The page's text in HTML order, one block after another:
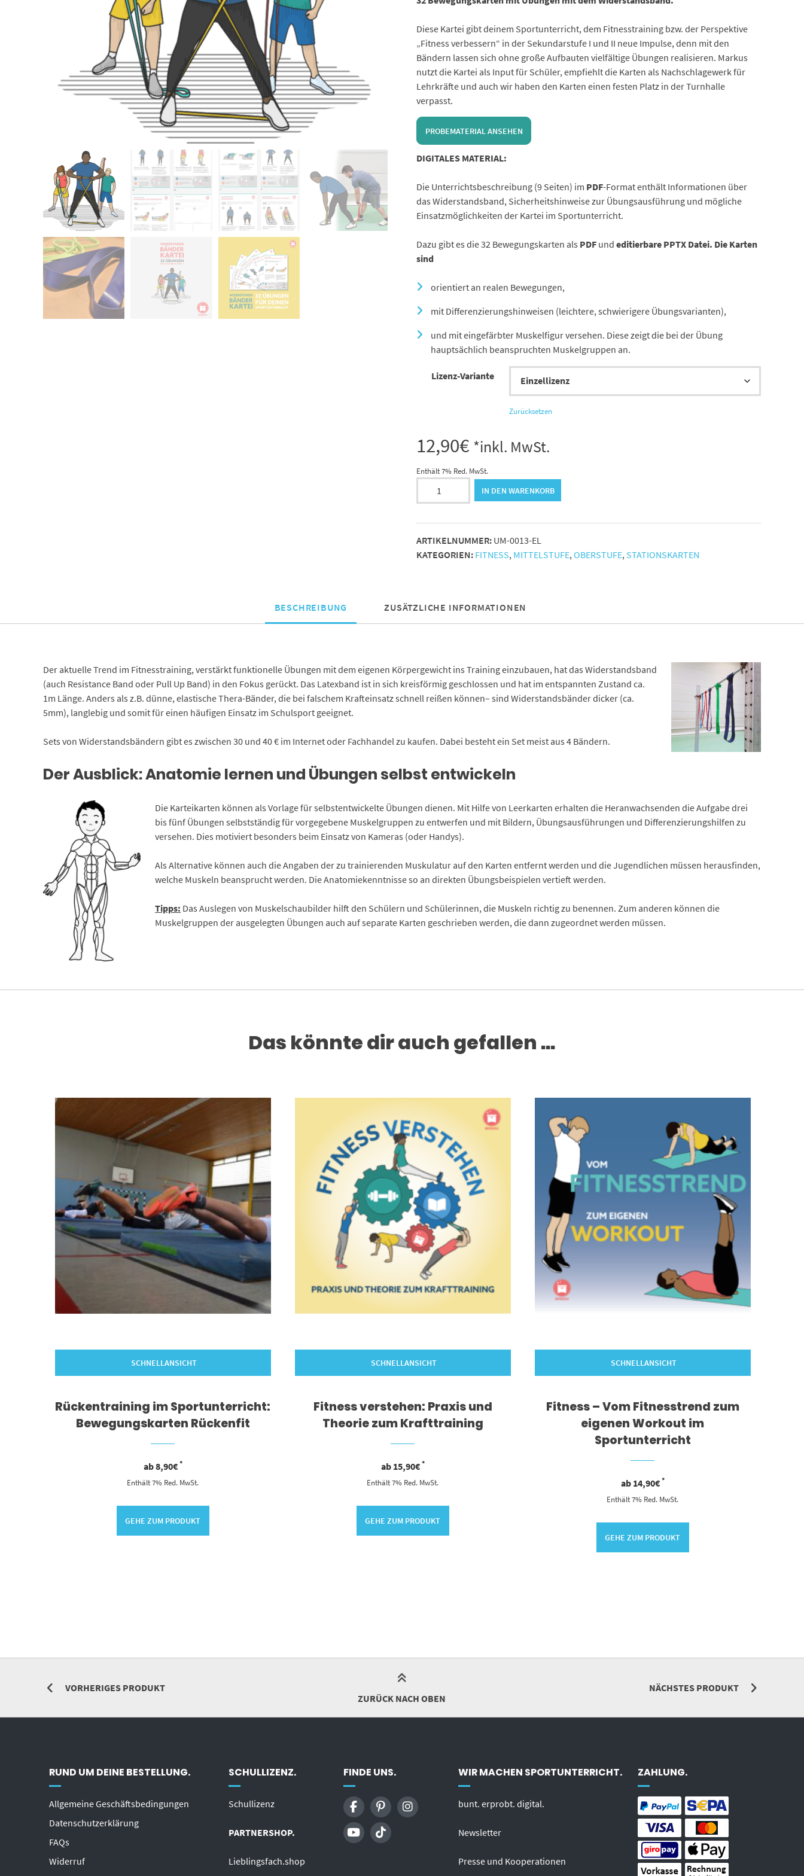
Diese Kartei gibt deinem Sportunterricht, dem Fitnesstraining bzw. der Perspektive
„Fitness verbessern“ in der Sekundarstufe I und II neue Impulse, denn mit den
Bändern lassen sich ohne große Aufbauten vielfältige Übungen realisieren. Markus
nutzt die Kartei als Input für Schüler, empfiehlt die Karten als Nachschlagewerk für
Lehrkräfte und auch wir haben den Karten einen festen Platz in der Turnhalle
verpasst.
PROBEMATERIAL ANSEHEN
DIGITALES MATERIAL:
Die Unterrichtsbeschreibung (9 Seiten) im PDF-Format enthält Informationen über
das Widerstandsband, Sicherheitshinweise zur Übungsausführung und mögliche
Einsatzmöglichkeiten der Kartei im Sportunterricht.
Dazu gibt es die 32 Bewegungskarten als PDF und editierbare PPTX Datei. Die Karten
sind
orientiert an realen Bewegungen,
mit Differenzierungshinweisen (leichtere, schwierigere Übungsvarianten),
und mit eingefärbter Muskelfigur versehen. Diese zeigt die bei der Übung
hauptsächlich beanspruchten Muskelgruppen an.
Lizenz-Variante
Zurücksetzen
12,90€ *inkl. MwSt.
Enthält 7% Red. MwSt.
Widerstandsband-
[Digital]
Menge
IN DEN WARENKORB
ARTIKELNUMMER: UM-0013-EL
KATEGORIEN: FITNESS, MITTELSTUFE,OBERSTUFE, STATIONSKARTEN
BESCHREIBUNG ZUSÄTZLICHE INFORMATIONEN
Der aktuelle Trend im Fitnesstraining, verstärkt funktionelle Übungen mit dem eigenen Körpergewicht ins Training einzubauen, hat das Widerstandsband
(auch Resistance Band oder Pull Up Band) in den Fokus gerückt. Das Latexband ist in sich kreisförmig geschlossen und hat im entspannten Zustand ca.
1m Länge. Anders als z.B. dünne, elastische Thera-Bänder, die bei falschem Krafteinsatz schnell reißen können– sind Widerstandsbänder dicker (ca.
5mm), langlebig und somit für einen häufigen Einsatz im Schulsport geeignet.
Sets von Widerstandsbändern gibt es zwischen 30 und 40 € im Internet oder Fachhandel zu kaufen. Dabei besteht ein Set meist aus 4 Bändern.
Der Ausblick: Anatomie lernen und Übungen selbst entwickeln
Die Karteikarten können als Vorlage für selbstentwickelte Übungen dienen. Mit Hilfe von Leerkarten erhalten die Heranwachsenden die Aufgabe drei
bis fünf Übungen selbstständig für vorgegebene Muskelgruppen zu entwerfen und mit Bildern, Übungsausführungen und Differenzierungshilfen zu
versehen. Dies motiviert besonders beim Einsatz von Kameras (oder Handys).
Als Alternative können auch die Angaben der zu trainierenden Muskulatur auf den Karten entfernt werden und die Jugendlichen müssen herausfinden,
welche Muskeln beansprucht werden. Die Anatomiekenntnisse so an direkten Übungsbeispielen vertieft werden.
Tipps: Das Auslegen von Muskelschaubilder hilft den Schülern und Schülerinnen, die Muskeln richtig zu benennen. Zum anderen können die
Muskelgruppen der ausgelegten Übungen auch auf separate Karten geschrieben werden, die dann zugeordnet werden müssen.
Das könnte dir auch gefallen …
Dieses Produkt weist mehrere Varianten auf. Die Optionen können auf der Produktseite gewählt werden
SCHNELLANSICHT
Rückentraining im Sportunterricht:
Bewegungskarten Rückenfit
ab8,90€ *
Enthält 7% Red. MwSt.
GEHE ZUM PRODUKT
Dieses Produkt weist mehrere Varianten auf. Die Optionen können auf der Produktseite gewählt werden
SCHNELLANSICHT
Fitness verstehen: Praxis und
Theorie zum Krafttraining
ab 15,90€ *
Enthält 7% Red. MwSt.
GEHE ZUM PRODUKT
Dieses Produkt weist mehrere Varianten auf. Die Optionen können auf der Produktseite gewählt werden
SCHNELLANSICHT
Fitness – Vom Fitnesstrend zum
eigenen Workout im
Sportunterricht
ab 14,90€ *
Enthält 7% Red. MwSt.
GEHE ZUM PRODUKT
VORHERIGES PRODUKT
NÄCHSTES PRODUKT
ZURÜCK NACH OBEN
RUND UM DEINE BESTELLUNG.
Allgemeine Geschäftsbedingungen
Datenschutzerklärung
FAQs
Widerruf
SCHULLIZENZ.
Schullizenz
PARTNERSHOP.
Lieblingsfach.shop
FINDE UNS. WIR MACHEN SPORTUNTERRICHT.
bunt. erprobt. digital.
Newsletter
Presse und Kooperationen
ZAHLUNG.